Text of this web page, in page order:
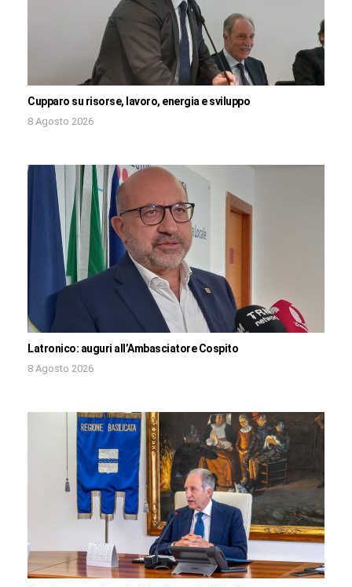
Cupparo su risorse, lavoro, energia e sviluppo
8 Agosto 2026
Latronico: auguri all’Ambasciatore Cospito
8 Agosto 2026